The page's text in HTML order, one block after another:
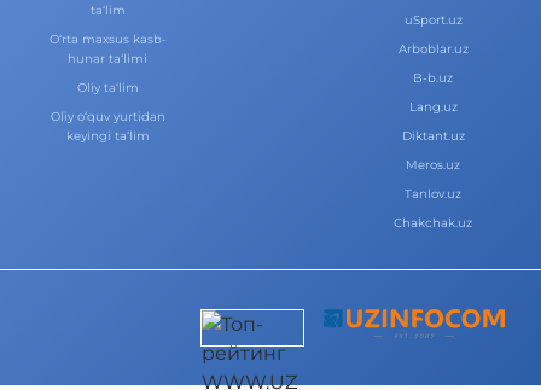
ta‘lim
O‘rta maxsus kasb-
hunar ta‘limi
Oliy ta‘lim
Oliy o‘quv yurtidan
keyingi ta‘lim
uSport.uz
Arboblar.uz
B-b.uz
Lang.uz
Diktant.uz
Meros.uz
Tanlov.uz
Chakchak.uz